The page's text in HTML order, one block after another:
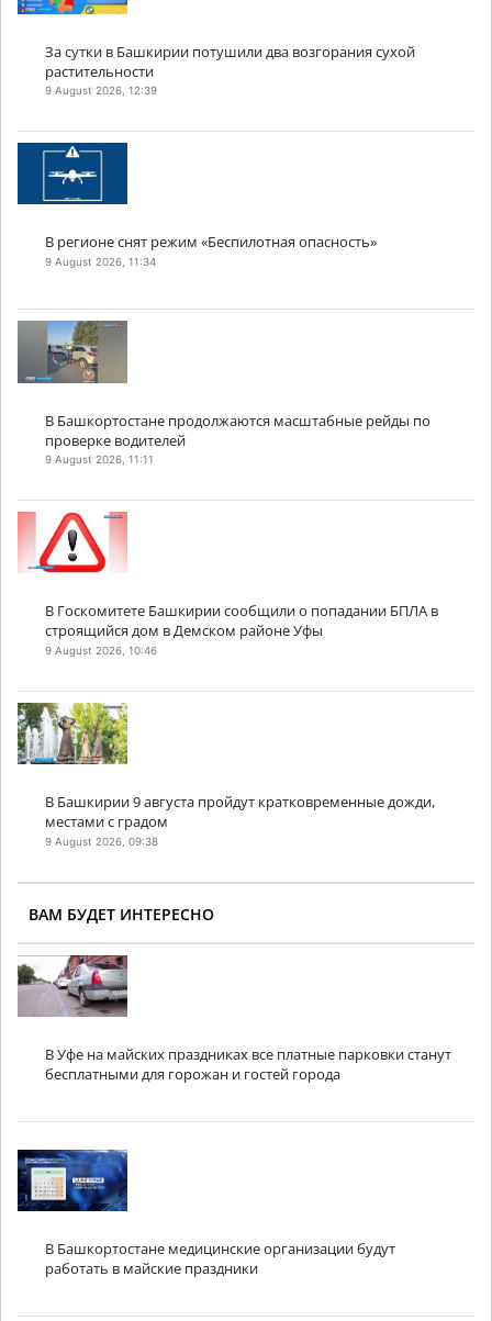
За сутки в Башкирии потушили два возгорания сухой
растительности
9 August 2026, 12:39
В регионе снят режим «Беспилотная опасность»
9 August 2026, 11:34
В Башкортостане продолжаются масштабные рейды по
проверке водителей
9 August 2026, 11:11
В Госкомитете Башкирии сообщили о попадании БПЛА в
строящийся дом в Демском районе Уфы
9 August 2026, 10:46
В Башкирии 9 августа пройдут кратковременные дожди,
местами с градом
9 August 2026, 09:38
ВАМ БУДЕТ ИНТЕРЕСНО
В Уфе на майских праздниках все платные парковки станут
бесплатными для горожан и гостей города
В Башкортостане медицинские организации будут
работать в майские праздники